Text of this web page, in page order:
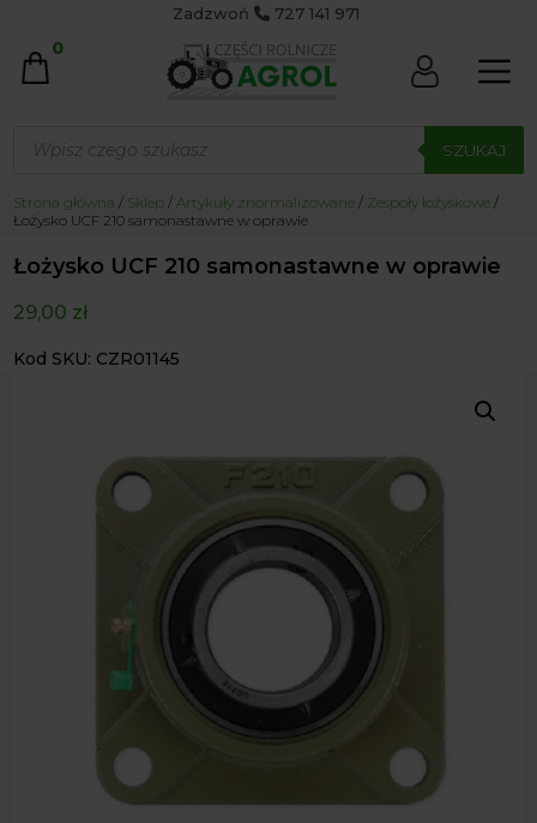
Zadzwoń 727 141 971
0
produktów SZUKAJ
Strona główna / Sklep /Artykuły znormalizowane / Zespoły łożyskowe /
Łożysko UCF 210 samonastawne w oprawie
Łożysko UCF 210 samonastawne w oprawie
29,00 zł
Kod SKU: CZR01145